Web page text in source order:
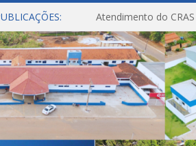
Atendimento do